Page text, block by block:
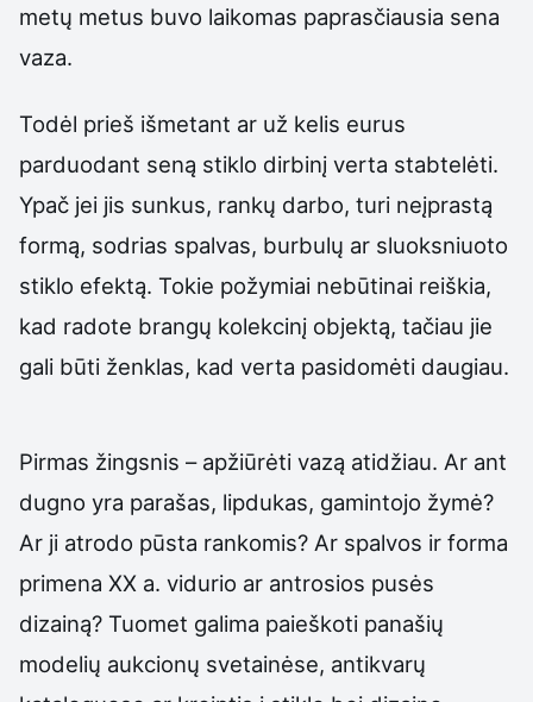
metų metus buvo laikomas paprasčiausia sena
vaza.
Todėl prieš išmetant ar už kelis eurus
parduodant seną stiklo dirbinį verta stabtelėti.
Ypač jei jis sunkus, rankų darbo, turi neįprastą
formą, sodrias spalvas, burbulų ar sluoksniuoto
stiklo efektą. Tokie požymiai nebūtinai reiškia,
kad radote brangų kolekcinį objektą, tačiau jie
gali būti ženklas, kad verta pasidomėti daugiau.
Pirmas žingsnis – apžiūrėti vazą atidžiau. Ar ant
dugno yra parašas, lipdukas, gamintojo žymė?
Ar ji atrodo pūsta rankomis? Ar spalvos ir forma
primena XX a. vidurio ar antrosios pusės
dizainą? Tuomet galima paieškoti panašių
modelių aukcionų svetainėse, antikvarų